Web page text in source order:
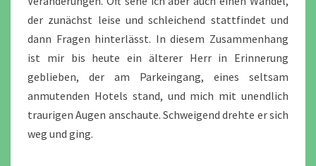
der zunächst leise und schleichend stattfindet und
dann Fragen hinterlässt. In diesem Zusammenhang
ist mir bis heute ein älterer Herr in Erinnerung
geblieben, der am Parkeingang, eines seltsam
anmutenden Hotels stand, und mich mit unendlich
traurigen Augen anschaute. Schweigend drehte er sich
weg und ging.